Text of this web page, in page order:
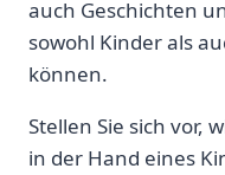
auch Geschichten
sowohl Kinder als
können.
Stellen Sie sich vor,
in der Hand eines